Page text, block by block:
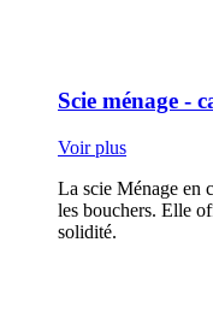
Scie ménage -
Voir plus
La scie Ménage en
les bouchers. Elle
solidité.